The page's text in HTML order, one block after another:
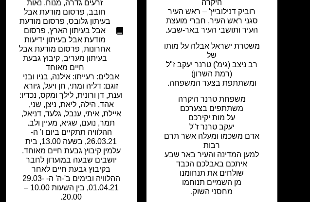
היקרה
רוביק דנילוביץ' – ראש העיר
סגני ראש העיר, חברי מועצת
העיר ותושבי העיר באר-שבע.
משטרת ישראל אבלה על מותו
של
רב ניצב (גימ') טרנר יעקב ז"ל
(רמת השרון)
ומשתתפת בצער המשפחה.
משפחת טרנר היקרה
משתתפים בצערכם
על מות יקירכם
יעקב טרנר ז"ל
אדם משכמו ומעלה אשר תרם
רבות
למען המדינה והעיר באר שבע
איתכם באבלכם הכבד
שולחים את תנחומנו
מן השמיים תנוחמו
מחסני השוק.
זרעים גדרה, מנוח, נאות
חובב, פרסום מודעת אבל
בעיתון גלובס, פרסום מודעת
אבל בעיתון הארץ, פרסום
מודעת אבל בעיתון ידיעות
אחרונות, פרסום מודעת אבל
בעיתון מעריב,קיבוץ גבעת
חיים מאוחד
אבלים: רעייתו: אילנה, בניו ובני
זוגם: דליה ומתי, חן ויעל, גיורא
וענת, דן ורונית, לילך ומקס, נכדיו:
אהד, הילה, ליאת, ניצן, שני,
איילת, איתי, ענבל, גלעד, דניאל,
תמר, נועם, שגיא, מעיין ולב.
ההלוויה תתקיים ביום ו' ה-
26.03.21, בשעה 13.00, בית
עלמין קיבוץ גבעת חיים מאוחד.
יושבים שבעה במועדון לחבר
בקיבוץ גבעת חיים לאחר
ההלוויה ובימים ב'-ה' ה- 29.03-
01.04.21, בין השעות 10.00 –
20.00.